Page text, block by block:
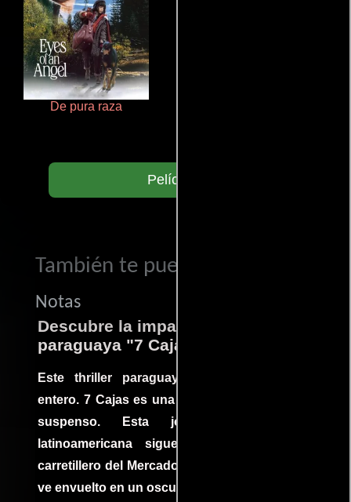
De pura raza
Películas
También te puede interesar...
Notas
Descubre la impactante película
paraguaya "7 Cajas"
Este thriller paraguayo cautivó al mundo
entero. 7 Cajas es una explosión de acción y
suspenso. Esta joya cinematográfica
latinoamericana sigue la historia de un
carretillero del Mercado 4 de Asunción que se
ve envuelto en un oscuro mundo de crimen